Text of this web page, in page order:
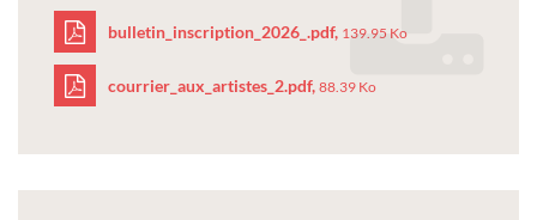
bulletin_inscription_2026_.pdf, 139.95 Ko
courrier_aux_artistes_2.pdf, 88.39 Ko